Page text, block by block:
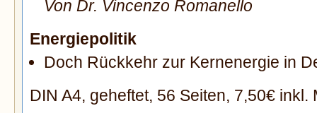
Von Dr. Vincenzo Romanello
Energiepolitik
Doch Rückkehr zur Kernenergie in
DIN A4, geheftet, 56 Seiten, 7,50€ inkl.